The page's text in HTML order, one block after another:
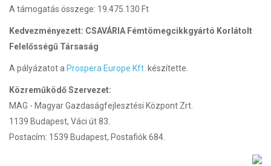
A támogatás összege: 19.475.130 Ft
Kedvezményezett: CSAVÁRIA Fémtömegcikkgyártó Korlátolt
Felelősségű Társaság
A pályázatot a Prospera Europe Kft. készítette.
Közreműködő Szervezet:
MAG - Magyar Gazdaságfejlesztési Központ Zrt.
1139 Budapest, Váci út 83.
Postacím: 1539 Budapest, Postafiók 684.